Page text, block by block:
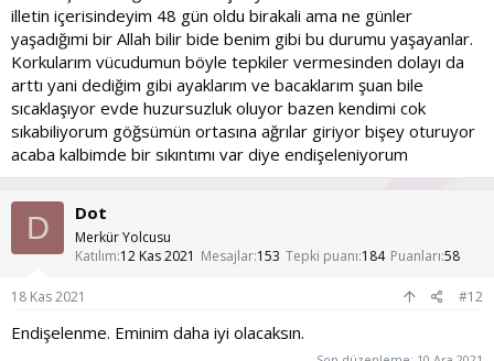
illetin içerisindeyim 48 gün oldu birakali ama ne günler
yaşadığımi bir Allah bilir bide benim gibi bu durumu yaşayanlar.
Korkularım vücudumun böyle tepkiler vermesinden dolayı da
arttı yani dediğim gibi ayaklarım ve bacaklarım şuan bile
sıcaklaşıyor evde huzursuzluk oluyor bazen kendimi cok
sıkabiliyorum göğsümün ortasına ağrılar giriyor bişey oturuyor
acaba kalbimde bir sıkıntımı var diye endişeleniyorum
D Dot
Merkür Yolcusu
Katılım 12 Kas 2021 Mesajlar 153 Tepki puanı 184 Puanları 58
18 Kas 2021 #12
Endişelenme. Eminim daha iyi olacaksın.